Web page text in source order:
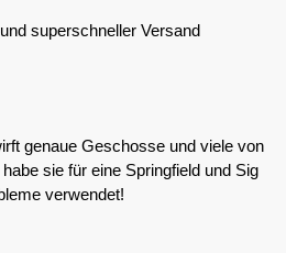
superschneller Versand
genaue Geschosse und viele von
sie für eine Springfield und Sig
verwendet!